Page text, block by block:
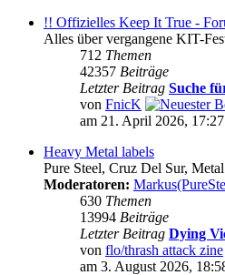
!! Offizielles Keep It True -
Alles über vergangene KIT-
712 Themen
42357 Beiträge
Letzter Beitrag Suche
von FnicK
am 21. April 2026, 17:27
Heavy Metal labels
Pure Steel, Cruz Del Sur,
Moderatoren:
630 Themen
13994 Beiträge
Letzter Beitrag Dying
von flo/thrash attack zine
am 3. August 2026,